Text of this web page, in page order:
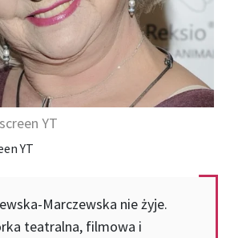
YT
YT
Marczewska nie żyje.
teatralna, filmowa i